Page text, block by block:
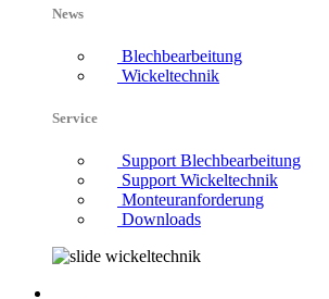
News
Blechbearbeitung
Wickeltechnik
Service
Support Blechbearbeitung
Support Wickeltechnik
Monteuranforderung
Downloads